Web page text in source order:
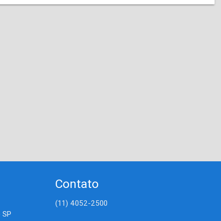
Contato
(11) 4052-2500